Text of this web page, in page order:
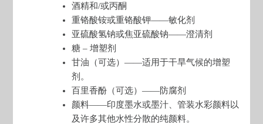
酒精和/或丙酮
重铬酸铵或重铬酸钾——敏化剂
亚硫酸氢钠或焦亚硫酸钠——澄清剂
糖 – 增塑剂
甘油（可选）——适用于干旱气候的增塑
剂。
百里香酚（可选）——防腐剂
颜料——印度墨水或墨汁、管装水彩颜料以
及许多其他水性分散的纯颜料。